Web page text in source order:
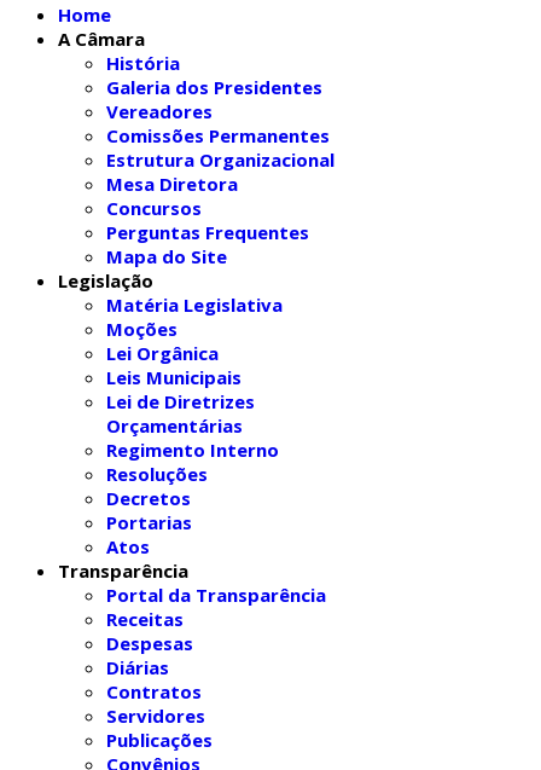
Home
A Câmara
História
Galeria dos Presidentes
Vereadores
Comissões Permanentes
Estrutura Organizacional
Mesa Diretora
Concursos
Perguntas Frequentes
Mapa do Site
Legislação
Matéria Legislativa
Moções
Lei Orgânica
Leis Municipais
Lei de Diretrizes
Orçamentárias
Regimento Interno
Resoluções
Decretos
Portarias
Atos
Transparência
Portal da Transparência
Receitas
Despesas
Diárias
Contratos
Servidores
Publicações
Convênios